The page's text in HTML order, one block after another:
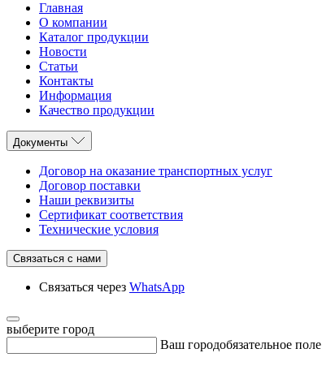
Главная
О компании
Каталог продукции
Новости
Статьи
Контакты
Информация
Качество продукции
Документы
Договор на оказание транспортных услуг
Договор поставки
Наши реквизиты
Сертификат соответствия
Технические условия
Связаться с нами
Связаться через WhatsApp
выберите город
Ваш городобязательное поле